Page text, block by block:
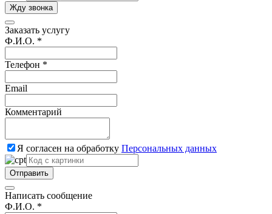
Жду звонка
Заказать услугу
Ф.И.О. *
Телефон *
Email
Комментарий
Я согласен на обработку Персональных данных
Отправить
Написать сообщение
Ф.И.О. *